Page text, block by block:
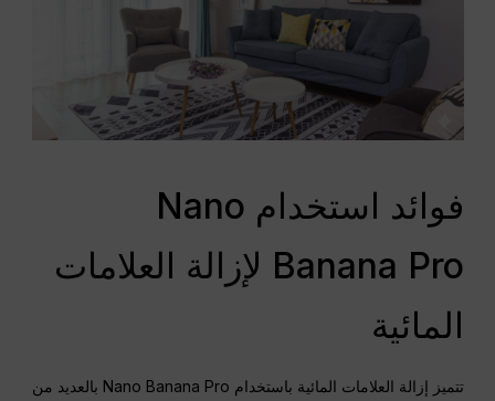
فوائد استخدام Nano
Banana Pro لإزالة العلامات
المائية
تتميز إزالة العلامات المائية باستخدام Nano Banana Pro بالعديد من